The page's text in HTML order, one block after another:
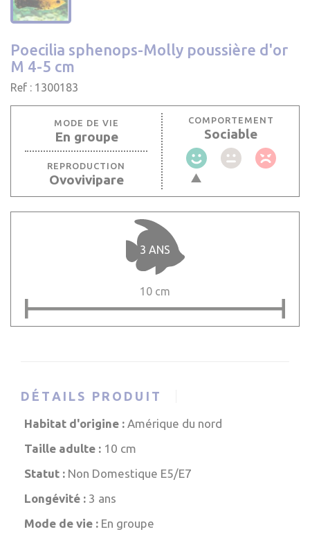
Poecilia sphenops-Molly poussière d'or
M 4-5 cm
Ref : 1300183
MODE DE VIE
En groupe
REPRODUCTION
Ovovivipare
COMPORTEMENT
Sociable
3 ANS
10 cm
DÉTAILS PRODUIT
Habitat d'origine : Amérique du nord
Taille adulte : 10 cm
Statut : Non Domestique E5/E7
Longévité : 3 ans
Mode de vie : En groupe